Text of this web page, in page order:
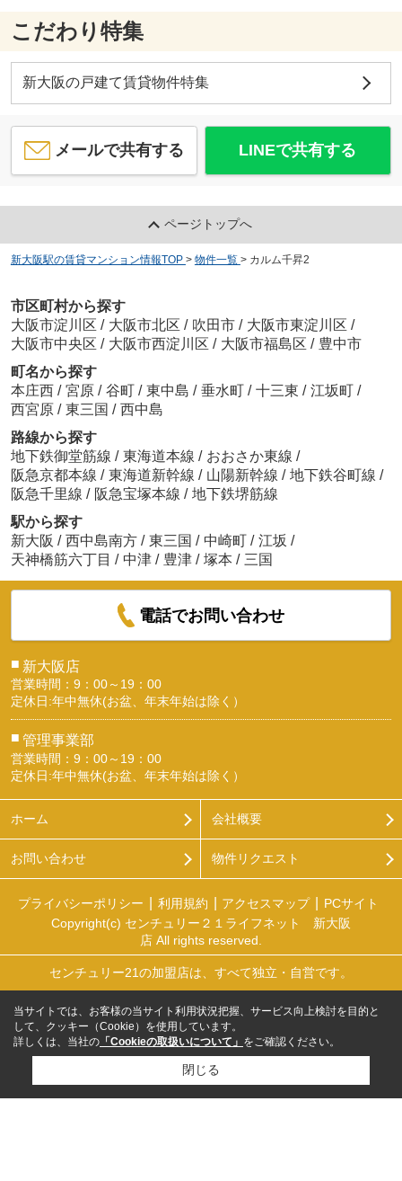
こだわり特集
新大阪の戸建て賃貸物件特集
メールで共有する LINEで共有する
ページトップへ
新大阪駅の賃貸マンション情報TOP > 物件一覧 > カルム千昇2
市区町村から探す
大阪市淀川区 / 大阪市北区 / 吹田市 / 大阪市東淀川区 /
大阪市中央区 / 大阪市西淀川区 / 大阪市福島区 / 豊中市
町名から探す
本庄西 / 宮原 / 谷町 / 東中島 / 垂水町 / 十三東 / 江坂町 /
西宮原 / 東三国 / 西中島
路線から探す
地下鉄御堂筋線 / 東海道本線 / おおさか東線 /
阪急京都本線 / 東海道新幹線 / 山陽新幹線 / 地下鉄谷町線 /
阪急千里線 / 阪急宝塚本線 / 地下鉄堺筋線
駅から探す
新大阪 / 西中島南方 / 東三国 / 中崎町 / 江坂 /
天神橋筋六丁目 / 中津 / 豊津 / 塚本 / 三国
電話でお問い合わせ
■ 新大阪店
営業時間：9：00～19：00
定休日:年中無休(お盆、年末年始は除く）
■ 管理事業部
営業時間：9：00～19：00
定休日:年中無休(お盆、年末年始は除く）
ホーム 会社概要
お問い合わせ 物件リクエスト
プライバシーポリシー 利用規約 アクセスマップ
PCサイト
Copyright(c) センチュリー２１ライフネット 新大阪
店 All rights reserved.
センチュリー21の加盟店は、すべて独立・自営です。
当サイトでは、お客様の当サイト利用状況把握、サービス向上検討を目的と
して、クッキー（Cookie）を使用しています。
詳しくは、当社の 「Cookieの取扱いについて」 をご確認ください。
閉じる